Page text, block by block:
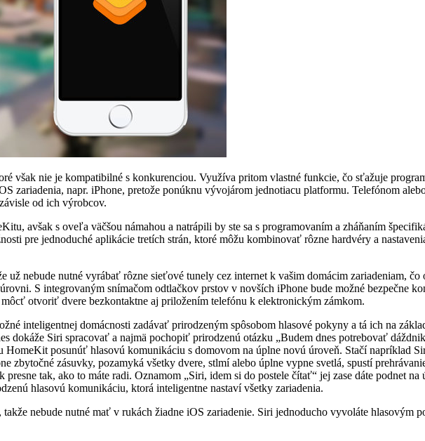
však nie je kompatibilné s konkurenciou. Využíva pritom vlastné funkcie, čo sťažuje
zariadenia, napr. iPhone, pretože ponúknu vývojárom jednotiacu platformu. Telefónom
od ich výrobcov.
avšak s oveľa väčšou námahou a natrápili by ste sa s programovaním a zháňaním
pre jednoduché aplikácie tretích strán, ktoré môžu kombinovať rôzne hardvéry a
nebude nutné vyrábať rôzne sieťové tunely cez internet k vašim domácim zariadeniam, čo
S integrovaným snímačom odtlačkov prstov v novších iPhone bude možné bezpečne
otvoriť dvere bezkontaktne aj priložením telefónu k elektronickým zámkom.
inteligentnej domácnosti zadávať prirodzeným spôsobom hlasové pokyny a tá ich na
dokáže Siri spracovať a najmä pochopiť prirodzenú otázku „Budem dnes potrebovať
posunúť hlasovú komunikáciu s domovom na úplne novú úroveň. Stačí napríklad
zbytočné zásuvky, pozamyká všetky dvere, stlmí alebo úplne vypne svetlá, spustí
tak, ako to máte radi. Oznamom „Siri, idem si do postele čítať“ jej zase dáte podnet
hlasovú komunikáciu, ktorá inteligentne nastaví všetky zariadenia.
nebude nutné mať v rukách žiadne iOS zariadenie. Siri jednoducho vyvoláte hlasovým